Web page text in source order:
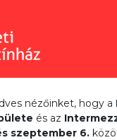
nézőinket, hogy a
és az
szeptember 6.